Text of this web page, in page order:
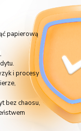
papierową
i procesy
bez chaosu,